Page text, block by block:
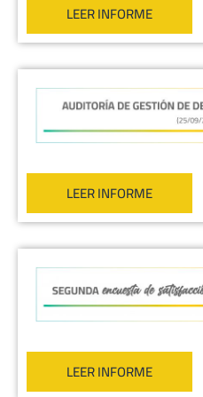
LEER INFORME
LEER INFORME
LEER INFORME